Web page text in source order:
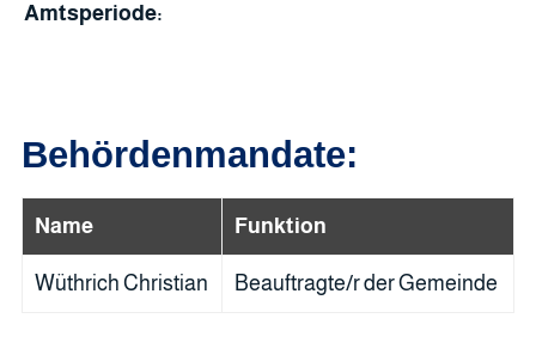
Amtsperiode:
Behördenmandate:
Name Funktion
Wüthrich Christian Beauftragte/r der Gemeinde